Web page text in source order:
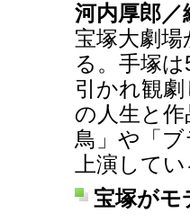
河内厚郎
宝塚大劇
る。手塚
引かれ観
の人生と
鳥」や「
上演して
宝塚がモ